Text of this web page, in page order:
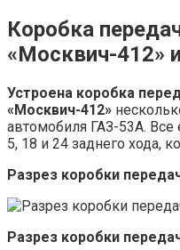
Коробка
«Москвич-412»
Устроена коробка
«Москвич-412»
автомобиля ГАЗ-53А.
5, 18 и 24 заднего хода,
Разрез коробки
Разрез коробки